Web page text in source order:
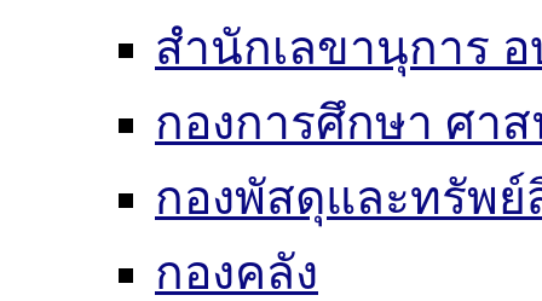
สำนักเลขานุการ อ
กองการศึกษา ศา
กองพัสดุและทรัพย์
กองคลัง